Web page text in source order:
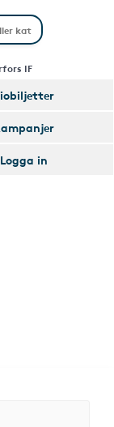
IF
Logga in